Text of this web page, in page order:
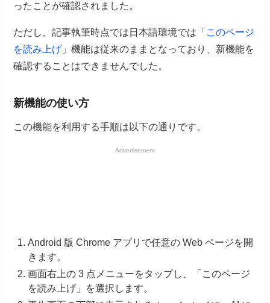
ったことが確認されました。
ただし、記事執筆時点では日本語環境では「 このページ
を読み上げ 」機能は従来のままとなっており、新機能を
確認することはできませんでした。
新機能の使い方
この機能を利用する手順は以下の通りです。
Advertisement
Android 版 Chrome アプリで任意の Web ページを開
きます。
画面右上の 3 点メニューをタップし、「このページ
を読み上げ」を選択します。